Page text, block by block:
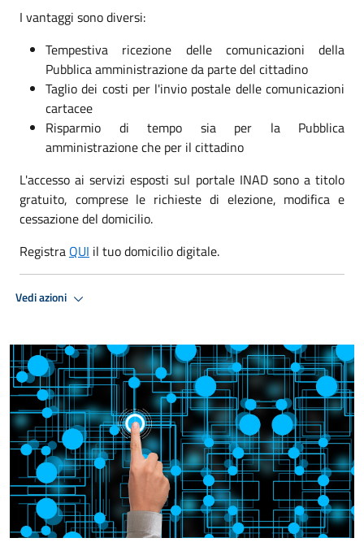
I vantaggi sono diversi:
Tempestiva ricezione delle comunicazioni della
Pubblica amministrazione da parte del cittadino
Taglio dei costi per l'invio postale delle comunicazioni
cartacee
Risparmio di tempo sia per la Pubblica
amministrazione che per il cittadino
L'accesso ai servizi esposti sul portale INAD sono a titolo
gratuito, comprese le richieste di elezione, modifica e
cessazione del domicilio.
Registra QUI il tuo domicilio digitale.
Vedi azioni